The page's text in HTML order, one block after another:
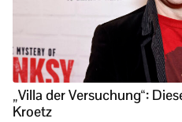
„Villa der Versuchung“:
Kroetz